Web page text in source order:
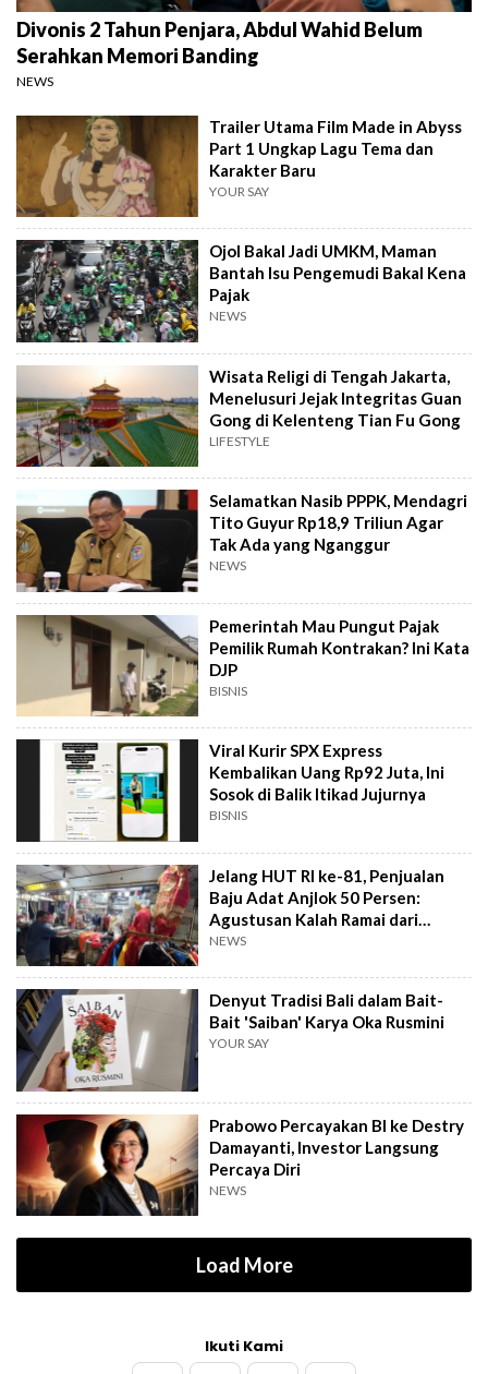
Divonis 2 Tahun Penjara, Abdul Wahid Belum
Serahkan Memori Banding
NEWS
Trailer Utama Film Made in Abyss
Part 1 Ungkap Lagu Tema dan
Karakter Baru
YOUR SAY
Ojol Bakal Jadi UMKM, Maman
Bantah Isu Pengemudi Bakal Kena
Pajak
NEWS
Wisata Religi di Tengah Jakarta,
Menelusuri Jejak Integritas Guan
Gong di Kelenteng Tian Fu Gong
LIFESTYLE
Selamatkan Nasib PPPK, Mendagri
Tito Guyur Rp18,9 Triliun Agar
Tak Ada yang Nganggur
NEWS
Pemerintah Mau Pungut Pajak
Pemilik Rumah Kontrakan? Ini Kata
DJP
BISNIS
Viral Kurir SPX Express
Kembalikan Uang Rp92 Juta, Ini
Sosok di Balik Itikad Jujurnya
BISNIS
Jelang HUT RI ke-81, Penjualan
Baju Adat Anjlok 50 Persen:
Agustusan Kalah Ramai dari
Kartini
NEWS
Denyut Tradisi Bali dalam Bait-
Bait 'Saiban' Karya Oka Rusmini
YOUR SAY
Prabowo Percayakan BI ke Destry
Damayanti, Investor Langsung
Percaya Diri
NEWS
Load More
Ikuti Kami